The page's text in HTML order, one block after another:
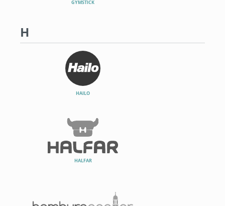
GYMSTICK
H
HAILO
HALFAR